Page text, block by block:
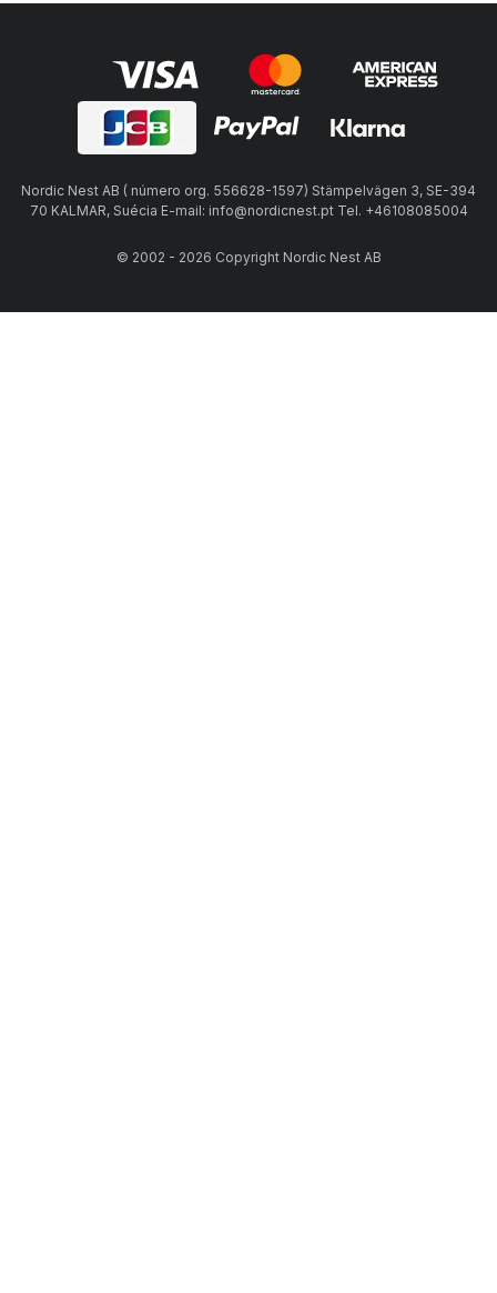
Nordic Nest AB ( número org. 556628-1597) Stämpelvägen 3, SE-394
70 KALMAR, Suécia E-mail: info@nordicnest.pt Tel. +46108085004
© 2002 - 2026 Copyright Nordic Nest AB